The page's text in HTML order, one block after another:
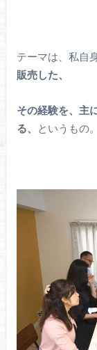
テーマは、私自
販売した、
その経験を、主
る、
というもの。